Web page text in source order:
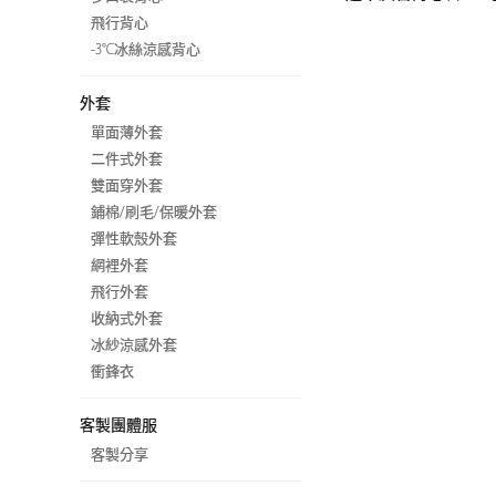
飛行背心
-3℃冰絲涼感背心
外套
單面薄外套
二件式外套
雙面穿外套
鋪棉/刷毛/保暖外套
彈性軟殼外套
網裡外套
飛行外套
收納式外套
冰紗涼感外套
衝鋒衣
客製團體服
客製分享